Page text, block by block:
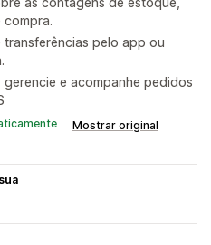
transferências pelo app ou
e acompanhe pedidos
Mostrar original